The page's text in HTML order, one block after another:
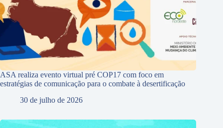
ASA realiza evento virtual pré COP17 com foco em
estratégias de comunicação para o combate à desertificação
30 de julho de 2026